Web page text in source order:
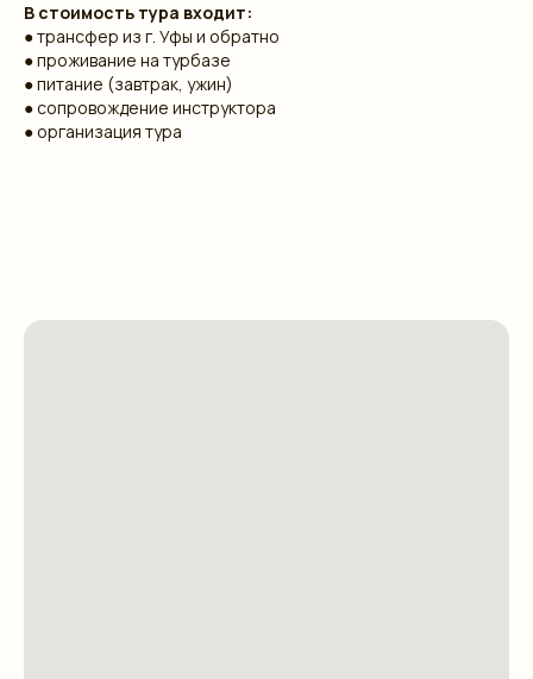
В стоимость тура входит:
● трансфер из г. Уфы и обратно
● проживание на турбазе
● питание (завтрак, ужин)
● сопровождение инструктора
● организация тура